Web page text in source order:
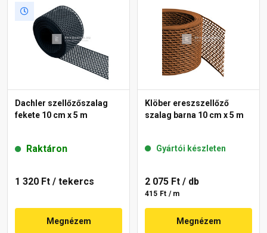
Dachler szellőzőszalag
fekete 10 cm x 5 m
Raktáron
1 320 Ft / tekercs
Megnézem
Klöber ereszszellőző
szalag barna 10 cm x 5 m
Gyártói készleten
2 075 Ft / db
415 Ft / m
Megnézem